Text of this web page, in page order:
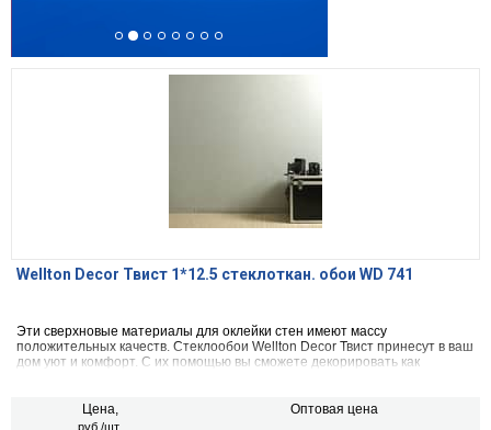
Wellton Decor Твист 1*12.5 стеклоткан. обои WD 741
Эти сверхновые материалы для оклейки стен имеют массу
положительных качеств. Стеклообои Wellton Decor Твист принесут в ваш
дом уют и комфорт. С их помощью вы сможете декорировать как
дизайна вашего помещения, как в цветовом проявлении, так и в задумке
стиля, стеклообои Wellton Decor Твист помогут вам справиться с задачей
Цена,
руб./шт.
Оптовая цена